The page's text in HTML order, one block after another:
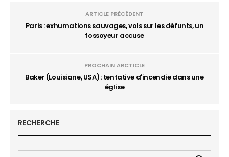
ARTICLE PRÉCÉDENT
Paris : exhumations sauvages, vols sur les défunts, un
fossoyeur accuse
PROCHAIN ARCTICLE
Baker (Louisiane, USA) : tentative d'incendie dans une
église
RECHERCHE